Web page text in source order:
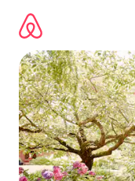
directement
contenu